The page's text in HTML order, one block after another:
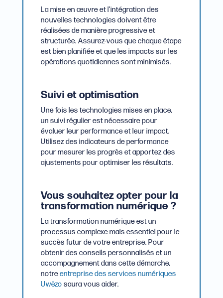
La mise en œuvre et l’intégration des
nouvelles technologies doivent être
réalisées de manière progressive et
structurée. Assurez-vous que chaque étape
est bien planifiée et que les impacts sur les
opérations quotidiennes sont minimisés.
Suivi et optimisation
Une fois les technologies mises en place,
un suivi régulier est nécessaire pour
évaluer leur performance et leur impact.
Utilisez des indicateurs de performance
pour mesurer les progrès et apportez des
ajustements pour optimiser les résultats.
Vous souhaitez opter pour la
transformation numérique ?
La transformation numérique est un
processus complexe mais essentiel pour le
succès futur de votre entreprise. Pour
obtenir des conseils personnalisés et un
accompagnement dans cette démarche,
notreentreprise des services numériques
Uwēzo saura vous aider.